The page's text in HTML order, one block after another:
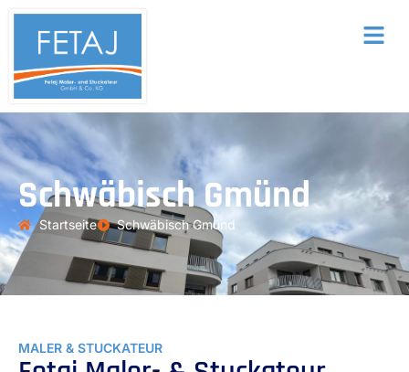
Schwäbisch Gmünd
Startseite Schwäbisch Gmünd
MALER & STUCKATEUR